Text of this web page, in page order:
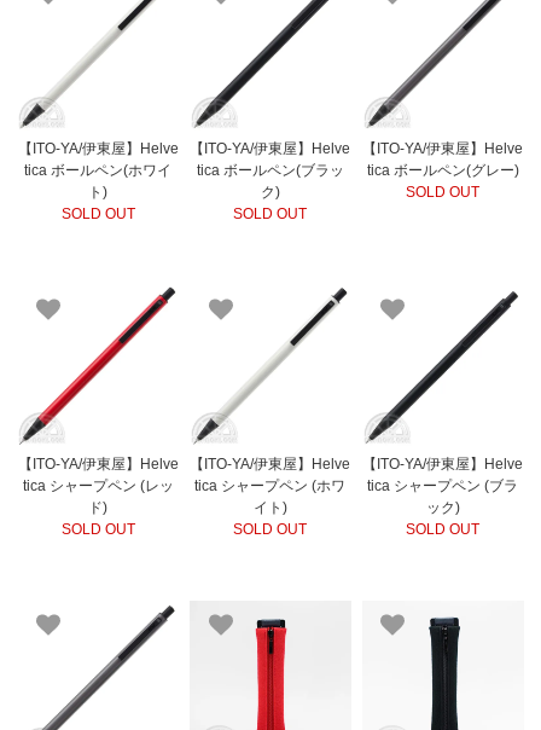
【ITO-YA/伊東屋】Helve
tica ボールペン(ホワイ
ト)
SOLD OUT
【ITO-YA/伊東屋】Helve
tica ボールペン(ブラッ
ク)
SOLD OUT
【ITO-YA/伊東屋】Helve
tica ボールペン(グレー)
SOLD OUT
【ITO-YA/伊東屋】Helve
tica シャープペン (レッ
ド)
SOLD OUT
【ITO-YA/伊東屋】Helve
tica シャープペン (ホワ
イト)
SOLD OUT
【ITO-YA/伊東屋】Helve
tica シャープペン (ブラ
ック)
SOLD OUT